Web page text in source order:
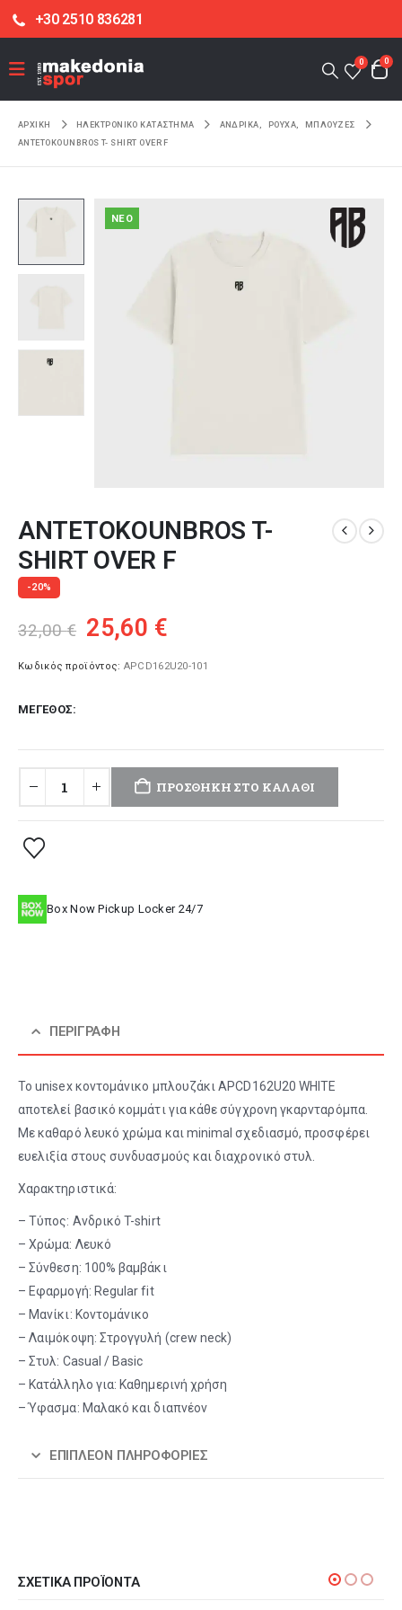
+30 2510 836281
0 0
ΑΡΧΙΚΉ ΗΛΕΚΤΡΟΝΙΚΌ ΚΑΤΆΣΤΗΜΑ ΑΝΔΡΙΚΑ ΡΟΥΧΑ
ΜΠΛΟΥΖΕΣ
ANTETOKOUNBROS T- SHIRT OVER F
NEO
ANTETOKOUNBROS T-
SHIRT OVER F
-20%
32,00€ Original
was:
25,60 €
τιμή
Κωδικός προϊόντος: APCD162U20-101
ΜΈΓΕΘΟΣ
ΠΡΟΣΘΉΚΗ ΣΤΟ ΚΑΛΆΘΙ
Box Now Pickup Locker 24/7
ΠΕΡΙΓΡΑΦΉ
Το unisex κοντομάνικο μπλουζάκι APCD162U20 WHITE
αποτελεί βασικό κομμάτι για κάθε σύγχρονη γκαρνταρόμπα.
Με καθαρό λευκό χρώμα και minimal σχεδιασμό, προσφέρει
ευελιξία στους συνδυασμούς και διαχρονικό στυλ.
Χαρακτηριστικά:
– Τύπος: Ανδρικό T-shirt
– Χρώμα: Λευκό
– Σύνθεση: 100% βαμβάκι
– Εφαρμογή: Regular fit
– Μανίκι: Κοντομάνικο
– Λαιμόκοψη: Στρογγυλή (crew neck)
– Στυλ: Casual / Basic
– Κατάλληλο για: Καθημερινή χρήση
– Ύφασμα: Μαλακό και διαπνέον
ΕΠΙΠΛΈΟΝ ΠΛΗΡΟΦΟΡΊΕΣ
ΣΧΕΤΙΚΆ ΠΡΟΪΌΝΤΑ